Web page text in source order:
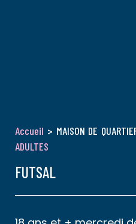
Accueil > MAISON DE
ADULTES
FUTSAL